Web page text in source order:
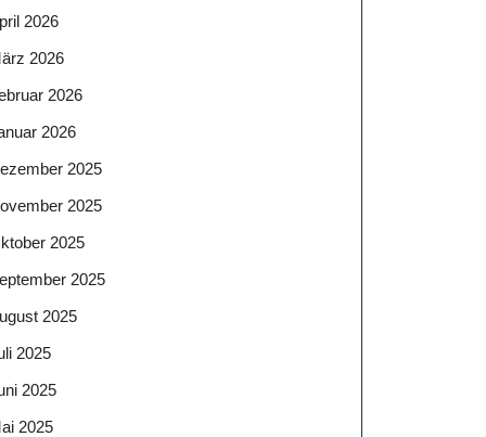
2026
2026
2026
2026
2025
2025
2025
2025
2025
2025
2025
2025